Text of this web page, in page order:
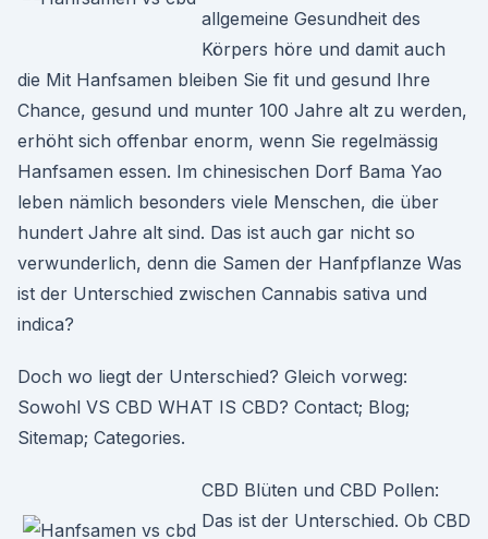
allgemeine Gesundheit des
Körpers höre und damit auch
die Mit Hanfsamen bleiben Sie fit und gesund Ihre
Chance, gesund und munter 100 Jahre alt zu werden,
erhöht sich offenbar enorm, wenn Sie regelmässig
Hanfsamen essen. Im chinesischen Dorf Bama Yao
leben nämlich besonders viele Menschen, die über
hundert Jahre alt sind. Das ist auch gar nicht so
verwunderlich, denn die Samen der Hanfpflanze Was
ist der Unterschied zwischen Cannabis sativa und
indica?
Doch wo liegt der Unterschied? Gleich vorweg:
Sowohl VS CBD WHAT IS CBD? Contact; Blog;
Sitemap; Categories.
CBD Blüten und CBD Pollen:
Das ist der Unterschied. Ob CBD